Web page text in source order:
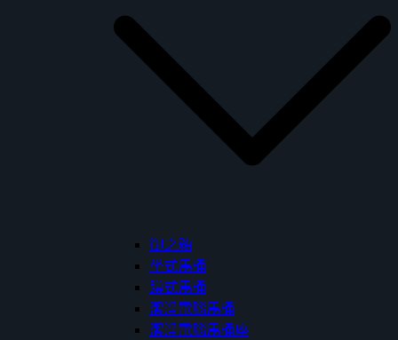
御之釉
坐式馬桶
蹲式馬桶
潔淨電腦馬桶
潔淨電腦馬桶座